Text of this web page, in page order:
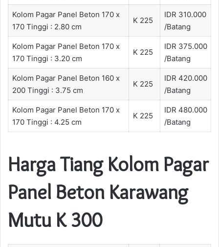
Kolom Pagar Panel Beton 170 x
170 Tinggi : 2.80 cm
K 225
IDR 310.000
/Batang
Kolom Pagar Panel Beton 170 x
170 Tinggi : 3.20 cm
K 225
IDR 375.000
/Batang
Kolom Pagar Panel Beton 160 x
200 Tinggi : 3.75 cm
K 225
IDR 420.000
/Batang
Kolom Pagar Panel Beton 170 x
170 Tinggi : 4.25 cm
K 225
IDR 480.000
/Batang
Harga Tiang Kolom Pagar
Panel Beton Karawang
Mutu K 300